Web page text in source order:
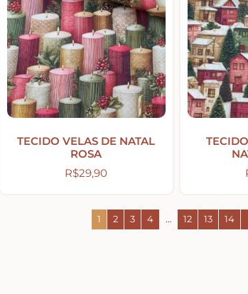
TECIDO VELAS DE NATAL
ROSA
R$29,90
1 2 3 4 … 12 13 14